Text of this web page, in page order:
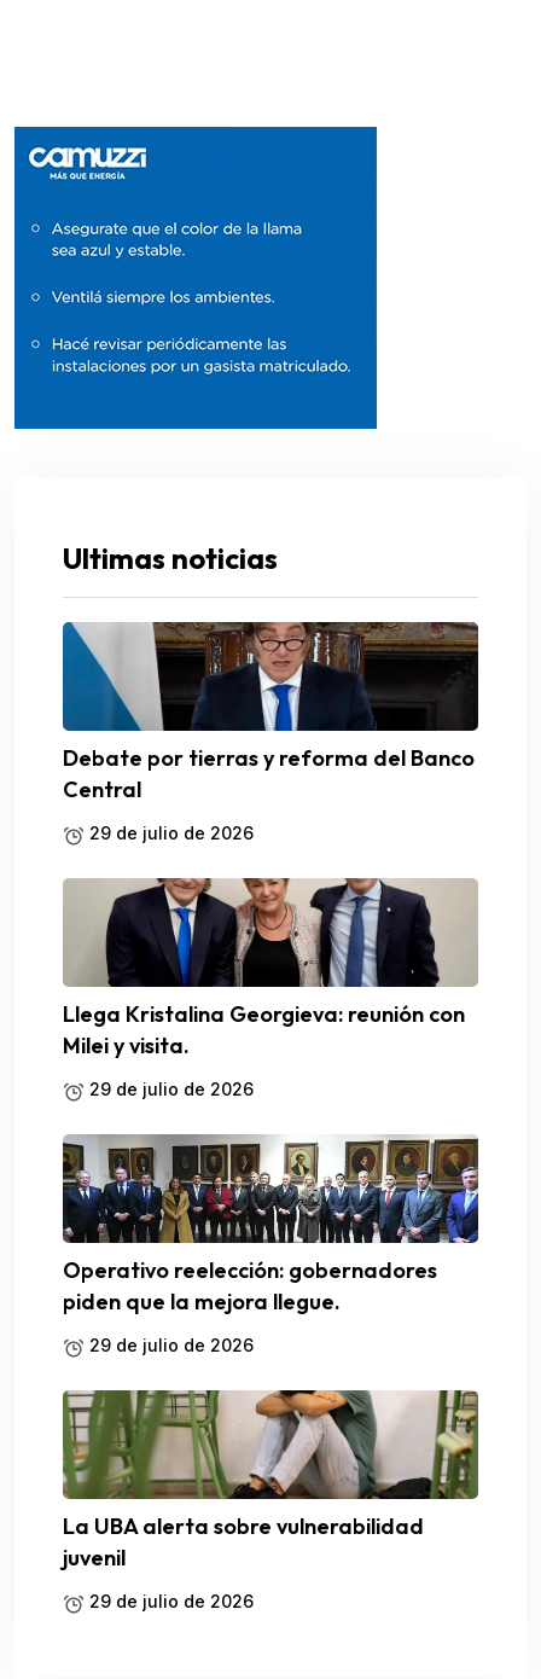
Ultimas noticias
Debate por tierras y reforma del Banco
Central
29 de julio de 2026
Llega Kristalina Georgieva: reunión con
Milei y visita.
29 de julio de 2026
Operativo reelección: gobernadores
piden que la mejora llegue.
29 de julio de 2026
La UBA alerta sobre vulnerabilidad
juvenil
29 de julio de 2026